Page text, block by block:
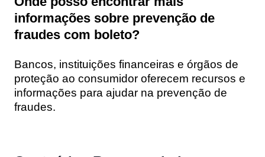
informações sobre prevenção de
fraudes com boleto?
Bancos, instituições financeiras e órgãos de
proteção ao consumidor oferecem recursos e
informações para ajudar na prevenção de
fraudes.